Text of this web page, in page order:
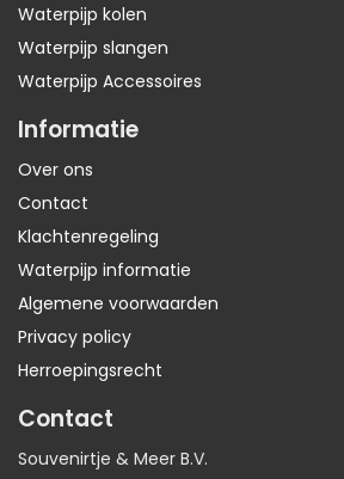
Waterpijp kolen
Waterpijp slangen
Waterpijp Accessoires
Informatie
Over ons
Contact
Klachtenregeling
Waterpijp informatie
Algemene voorwaarden
Privacy policy
Herroepingsrecht
Contact
Souvenirtje & Meer B.V.